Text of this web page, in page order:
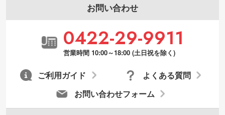
お問い合わせ
0422-29-9911
営業時間 10:00～18:00 (土日祝を除く)
お問い合わせフォーム
よくある質問
ご利用ガイド